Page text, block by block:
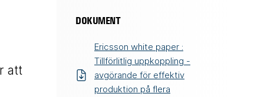
att
DOKUMENT
Ericsson white paper :
Tillförlitlig uppkoppling -
avgörande för effektiv
produktion på flera